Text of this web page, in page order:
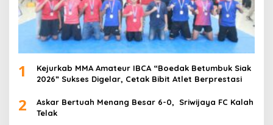
1
Kejurkab MMA Amateur IBCA “Boedak Betumbuk Siak
2026” Sukses Digelar, Cetak Bibit Atlet Berprestasi
2
Askar Bertuah Menang Besar 6-0, Sriwijaya FC Kalah
Telak